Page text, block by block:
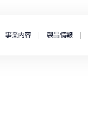
事業内容 製品情報